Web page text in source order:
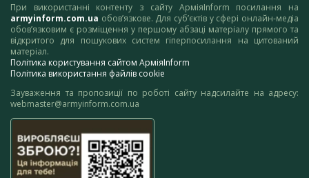
При використанні контенту з сайту АрміяInform посилання на
armyinform.com.ua обов’язкове. Для суб’єктів у сфері онлайн-медіа
обов’язковим є розміщення у першому абзаці матеріалу прямого та
відкритого для пошукових систем гіперпосилання на цитований
матеріал.
Політика користування сайтом АрміяInform
Політика використання файлів cookie
Зауваження та пропозиції по роботі сайту надсилайте на адресу:
webmaster@armyinform.com.ua